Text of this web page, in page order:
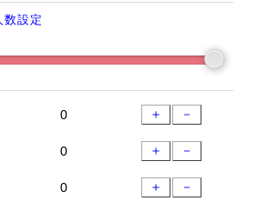
設定
＋ －
＋ －
＋ －